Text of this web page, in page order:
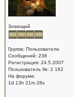
Знающий
Группа: Пользователи
Сообщений: 236
Регистрация: 24.5.2007
Пользователь №: 2 162
На форуме:
1d 13h 21m 28s